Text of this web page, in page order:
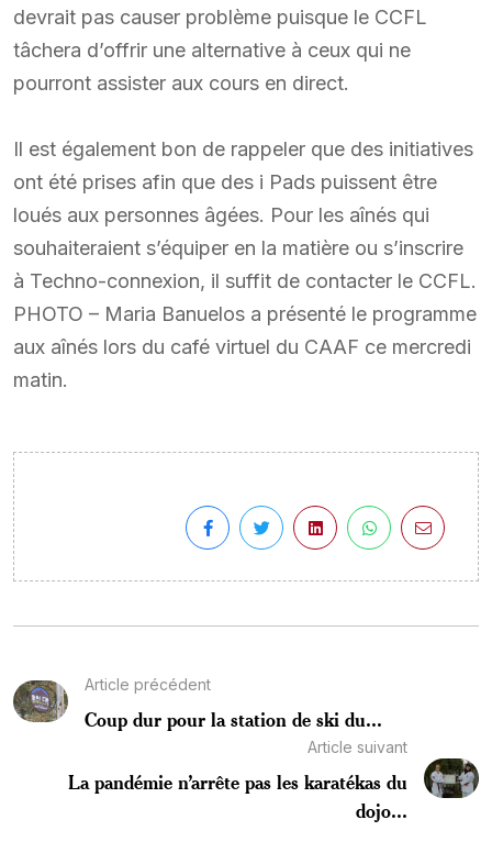
devrait pas causer problème puisque le CCFL
tâchera d’offrir une alternative à ceux qui ne
pourront assister aux cours en direct.
Il est également bon de rappeler que des initiatives
ont été prises afin que des i Pads puissent être
loués aux personnes âgées. Pour les aînés qui
souhaiteraient s’équiper en la matière ou s’inscrire
à Techno-connexion, il suffit de contacter le CCFL.
PHOTO – Maria Banuelos a présenté le programme
aux aînés lors du café virtuel du CAAF ce mercredi
matin.
Article précédent
Coup dur pour la station de ski du...
Article suivant
La pandémie n’arrête pas les karatékas du
dojo...